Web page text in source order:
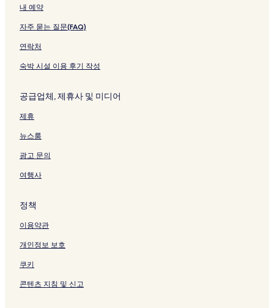
크
n
페
이
지
를
링
지
여
는
링
크
는
크
내 예약
자주 묻는 질문(FAQ)
연락처
숙박 시설 이용 후기 작성
공급업체, 제휴사 및 미디어
제휴
뉴스룸
광고 문의
여행사
정책
이용약관
개인정보 보호
쿠키
콘텐츠 지침 및 신고